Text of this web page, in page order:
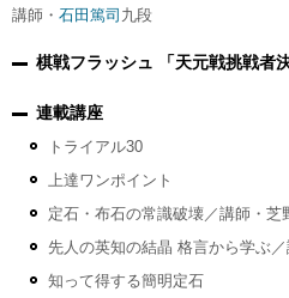
講師・ 石田篤司 九段
棋戦フラッシュ 「天元戦挑戦者
連載講座
トライアル30
上達ワンポイント
定石・布石の常識破壊／講師・芝
先人の英知の結晶 格言から学ぶ／
知って得する簡明定石